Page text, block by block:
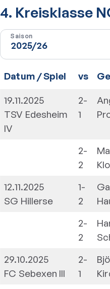
4. Kreisklasse
Saison
Datum / Spiel vs
19.11.2025
TSV Edesheim
IV
2-
1
2-
2
12.11.2025
SG Hillerse
1-
2
2-
2
29.10.2025
FC Sebexen III
2-
1